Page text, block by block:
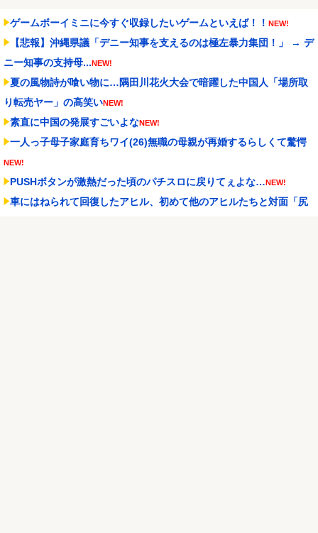
ゲームボーイミニに今すぐ収録したいゲームといえば！！ NEW!
【悲報】沖縄県議「デニー知事を支えるのは極左暴力集団！」 → デ
ニー知事の支持母...NEW!
夏の風物詩が喰い物に…隅田川花火大会で暗躍した中国人「場所取
り転売ヤー」の高笑いNEW!
素直に中国の発展すごいよなNEW!
一人っ子母子家庭育ちワイ(26)無職の母親が再婚するらしくて驚愕
NEW!
PUSHボタンが激熱だった頃のパチスロに戻りてぇよな…NEW!
車にはねられて回復したアヒル、初めて他のアヒルたちと対面「尻